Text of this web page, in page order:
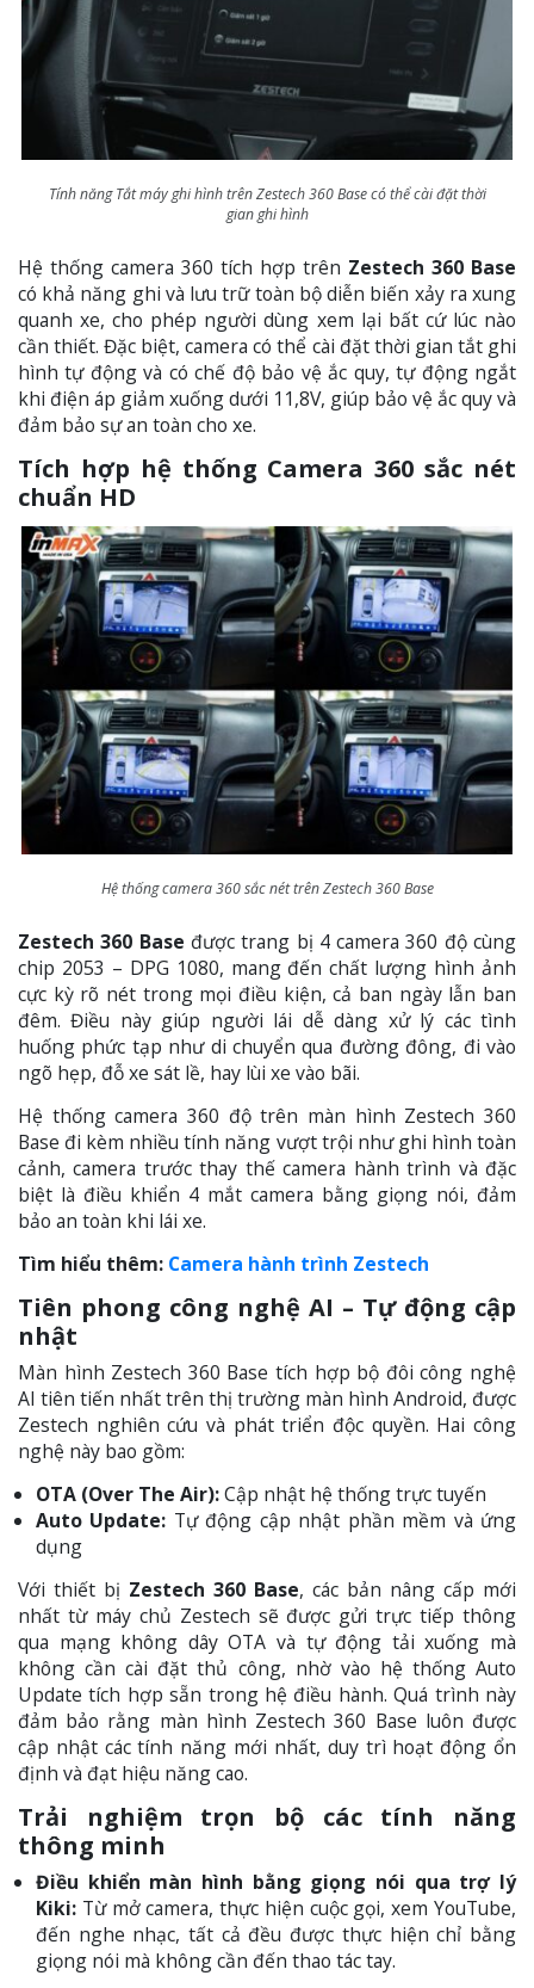
Tính năng Tắt máy ghi hình trên Zestech 360 Base có thể cài đặt thời
gian ghi hình
Hệ thống camera 360 tích hợp trên Zestech 360 Base
có khả năng ghi và lưu trữ toàn bộ diễn biến xảy ra xung
quanh xe, cho phép người dùng xem lại bất cứ lúc nào
cần thiết. Đặc biệt, camera có thể cài đặt thời gian tắt ghi
hình tự động và có chế độ bảo vệ ắc quy, tự động ngắt
khi điện áp giảm xuống dưới 11,8V, giúp bảo vệ ắc quy và
đảm bảo sự an toàn cho xe.
Tích hợp hệ thống Camera 360 sắc nét
chuẩn HD
Hệ thống camera 360 sắc nét trên Zestech 360 Base
Zestech 360 Base được trang bị 4 camera 360 độ cùng
chip 2053 – DPG 1080, mang đến chất lượng hình ảnh
cực kỳ rõ nét trong mọi điều kiện, cả ban ngày lẫn ban
đêm. Điều này giúp người lái dễ dàng xử lý các tình
huống phức tạp như di chuyển qua đường đông, đi vào
ngõ hẹp, đỗ xe sát lề, hay lùi xe vào bãi.
Hệ thống camera 360 độ trên màn hình Zestech 360
Base đi kèm nhiều tính năng vượt trội như ghi hình toàn
cảnh, camera trước thay thế camera hành trình và đặc
biệt là điều khiển 4 mắt camera bằng giọng nói, đảm
bảo an toàn khi lái xe.
Tìm hiểu thêm: Camera hành trình Zestech
Tiên phong công nghệ AI – Tự động cập
nhật
Màn hình Zestech 360 Base tích hợp bộ đôi công nghệ
AI tiên tiến nhất trên thị trường màn hình Android, được
Zestech nghiên cứu và phát triển độc quyền. Hai công
nghệ này bao gồm:
OTA (Over The Air):Cập nhật hệ thống trực tuyến
Auto Update: Tự động cập nhật phần mềm và ứng
dụng
Với thiết bị Zestech 360 Base, các bản nâng cấp mới
nhất từ máy chủ Zestech sẽ được gửi trực tiếp thông
qua mạng không dây OTA và tự động tải xuống mà
không cần cài đặt thủ công, nhờ vào hệ thống Auto
Update tích hợp sẵn trong hệ điều hành. Quá trình này
đảm bảo rằng màn hình Zestech 360 Base luôn được
cập nhật các tính năng mới nhất, duy trì hoạt động ổn
định và đạt hiệu năng cao.
Trải nghiệm trọn bộ các tính năng
thông minh
Điều khiển màn hình bằng giọng nói qua trợ lý
Kiki: Từ mở camera, thực hiện cuộc gọi, xem YouTube,
đến nghe nhạc, tất cả đều được thực hiện chỉ bằng
giọng nói mà không cần đến thao tác tay.